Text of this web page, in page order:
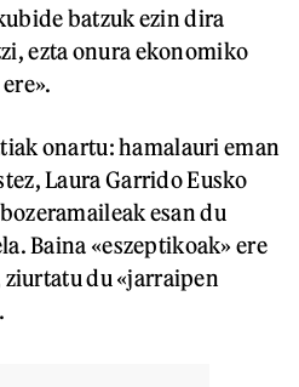
batzuk ezin dira
ezta onura ekonomiko
onartu: hamalauri eman
Laura Garrido Eusko
esan du
Baina «eszeptikoak» ere
du «jarraipen